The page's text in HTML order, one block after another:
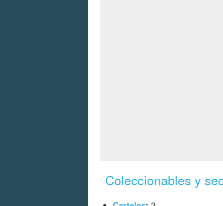
Coleccionables y